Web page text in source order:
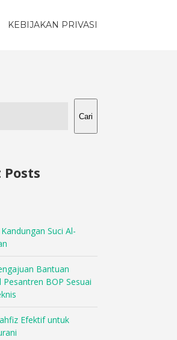
KEBIJAKAN PRIVASI
Cari
Posts
Suci Al-
Bantuan
Pesantren BOP Sesuai
Efektif untuk